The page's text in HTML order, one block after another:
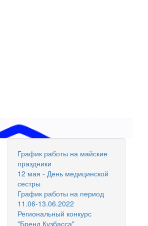
График работы на майские
праздники
12 мая - День медицинской
сестры
График работы на период
11.06-13.06.2022
Региональный конкурс
"Бренд Кузбасса"